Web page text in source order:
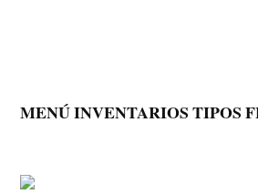
MENÚ INVENTARIOS TIPOS